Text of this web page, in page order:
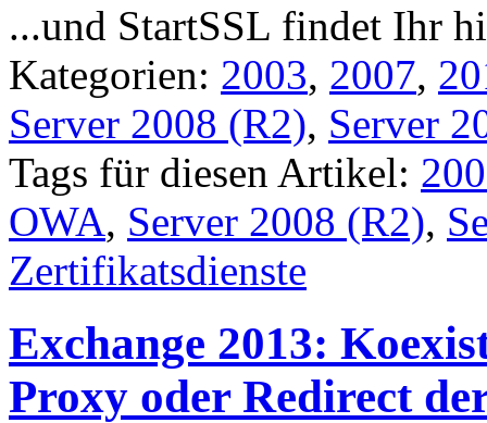
...und StartSSL findet Ihr
Kategorien: 2003, 2007,
Server 2008 (R2), Server
Tags für diesen Artikel:
OWA, Server 2008 (R2),
Zertifikatsdienste
Exchange 2013:
Proxy oder Redirect